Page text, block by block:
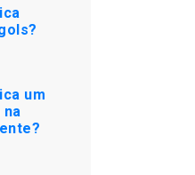
um
na